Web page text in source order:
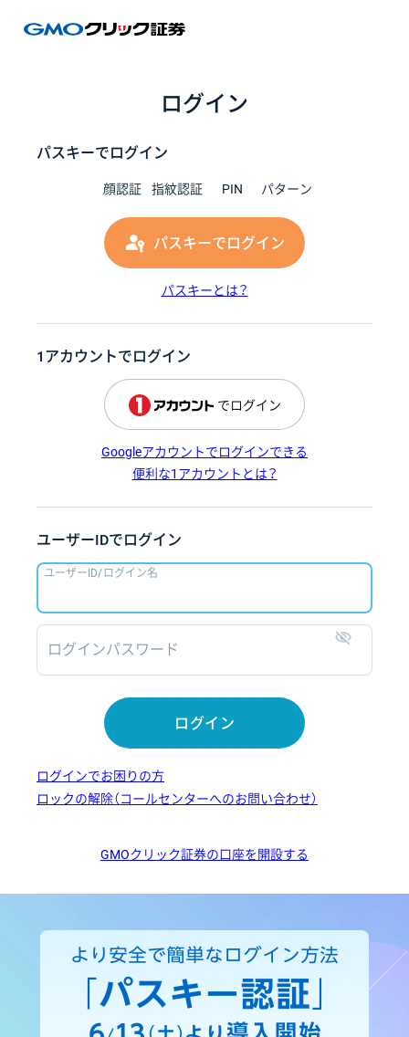
ログイン
パスキーでログイン
顔認証 指紋認証 PIN パターン
パスキーでログイン
パスキーとは？
1アカウントでログイン
でログイン
Googleアカウントでログインできる
便利な1アカウントとは？
ユーザーIDでログイン
ユーザーID/ログイン名
ログインパスワード
ログイン
ログインでお困りの方
ロックの解除（コールセンターへのお問い合わせ）
GMOクリック証券の口座を開設する